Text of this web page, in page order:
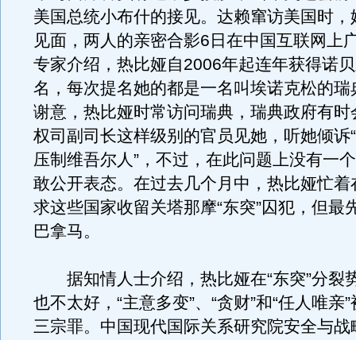
美国总统小布什的接见。达赖窜访美国时，
见面，两人的亲密合影6日在中国互联网上
专家介绍，热比娅自2006年起连年获得诺
名，每次提名她的都是一名叫埃诺克松的瑞
谢意，热比娅时常访问瑞典，瑞典政府有时
权司副司长这样级别的官员见她，听她倾诉
压制维吾尔人”，不过，在此问题上没有一
敢公开表态。在过去几个月中，热比娅忙着
求这些国家收留关塔那摩“东突”囚犯，但最
巴拿马。
据知情人士介绍，热比娅在“东突”分裂
也不太好，“主意多变”、“贪财”和“任人唯亲
三宗罪。中国现代国际关系研究院安全与战